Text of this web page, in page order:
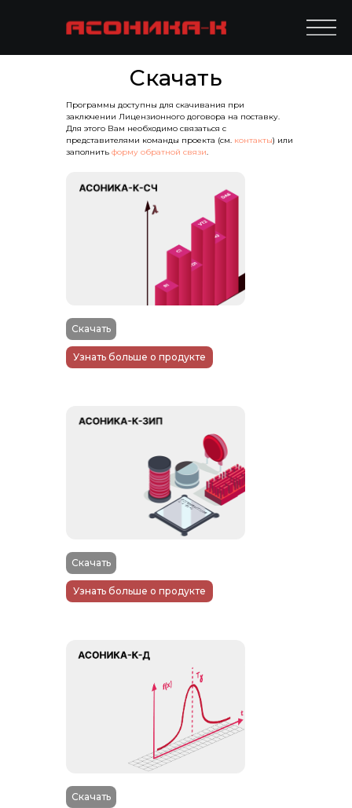
Узнать больше о продукте
Скачать
Скачать
Узнать больше о продукте
Скачать
Программы доступны для скачивания при
заключении Лицензионного договора на поставку.
Для этого Вам необходимо связаться с
представителями команды проекта (см. контакты) или
заполнить форму обратной связи.
Скачать